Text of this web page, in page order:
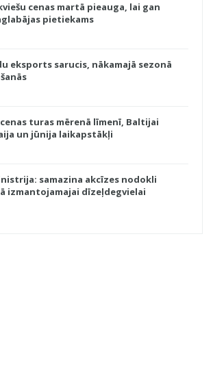
cenas martā pieauga, lai gan
pietiekams
eksports sarucis, nākamajā sezonā
turas mērenā līmenī, Baltijai
un jūnija laikapstākļi
samazina akcīzes nodokli
izmantojamajai dīzeļdegvielai